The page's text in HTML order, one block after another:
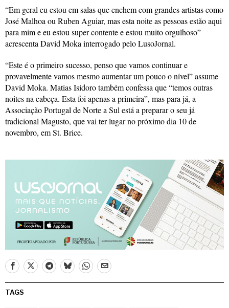
“Em geral eu estou em salas que enchem com grandes artistas como
José Malhoa ou Ruben Aguiar, mas esta noite as pessoas estão aqui
para mim e eu estou super contente e estou muito orgulhoso”
acrescenta David Moka interrogado pelo LusoJornal.
“Este é o primeiro sucesso, penso que vamos continuar e
provavelmente vamos mesmo aumentar um pouco o nível” assume
David Moka. Matias Isidoro também confessa que “temos outras
noites na cabeça. Esta foi apenas a primeira”, mas para já, a
Associação Portugal de Norte a Sul está a preparar o seu já
tradicional Magusto, que vai ter lugar no próximo dia 10 de
novembro, em St. Brice.
TAGS